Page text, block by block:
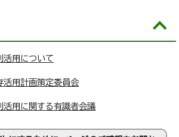
活用について
活用計画策定委員会
活用に関する有識者会議